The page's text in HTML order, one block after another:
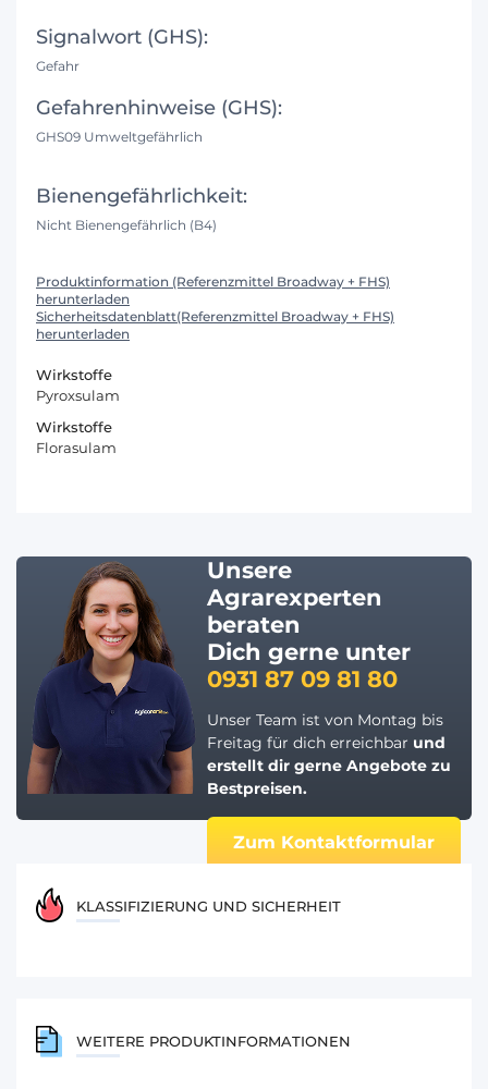
Signalwort (GHS):
Gefahr
Gefahrenhinweise (GHS):
GHS09 Umweltgefährlich
Bienengefährlichkeit:
Nicht Bienengefährlich (B4)
Produktinformation (Referenzmittel Broadway + FHS)
herunterladen
Sicherheitsdatenblatt(Referenzmittel Broadway + FHS)
herunterladen
Wirkstoffe
Pyroxsulam
Wirkstoffe
Florasulam
Unsere
Agrarexperten
beraten
Dich gerne unter
0931 87 09 81 80
Unser Team ist von Montag bis
Freitag für dich erreichbar und
erstellt dir gerne Angebote zu
Bestpreisen.
Zum Kontaktformular
KLASSIFIZIERUNG UND SICHERHEIT
WEITERE PRODUKTINFORMATIONEN